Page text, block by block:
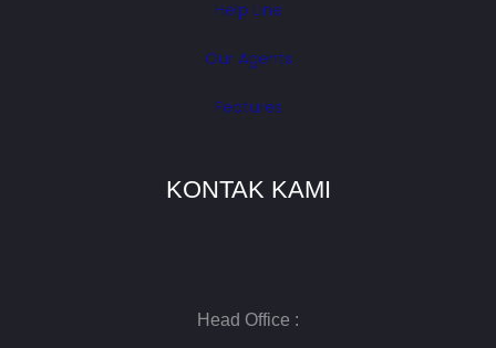
Help Line
Our Agents
Features
KONTAK KAMI
Head Office :